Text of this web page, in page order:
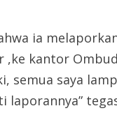
ia
,ke kantor
semua saya